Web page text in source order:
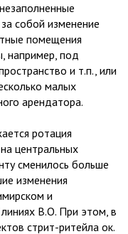
собой изменение
помещения
например, под
и т.п., или
малых
арендатора.
ротация
центральных
сменилось больше
изменения
и
В.О. При этом, в
стрит-ритейла ок.